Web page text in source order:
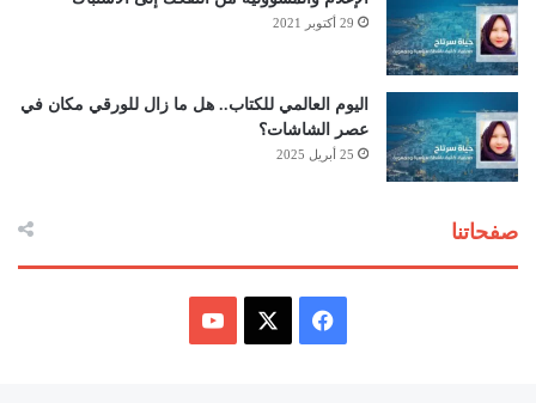
29 أكتوبر 2021
اليوم العالمي للكتاب.. هل ما زال للورقي مكان في
عصر الشاشات؟
25 أبريل 2025
صفحاتنا